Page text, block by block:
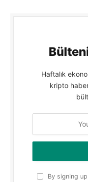
Haftalık
kripto
By signing